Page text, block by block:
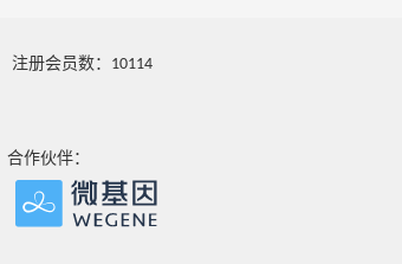
注册会员数：10114
合作伙伴：